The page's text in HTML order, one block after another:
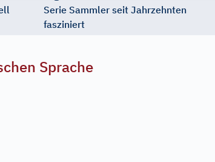
Serie Sammler seit Jahrzehnten
fasziniert
Sprache